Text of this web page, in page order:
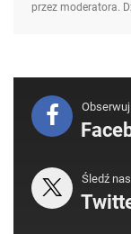
przez moderatora.
Śledź nas